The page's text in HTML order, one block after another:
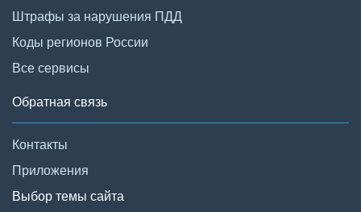
Штрафы за нарушения ПДД
Коды регионов России
Все сервисы
Обратная связь
Контакты
Приложения
Выбор темы сайта